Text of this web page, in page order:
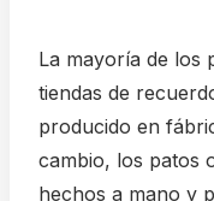
La mayoría de los
tiendas de
producido en
cambio, los patos
hechos a mano y